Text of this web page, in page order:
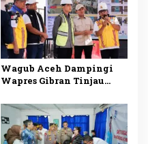
Wagub Aceh Dampingi
Wapres Gibran Tinjau
Hidrometeorologi di
Bireuen